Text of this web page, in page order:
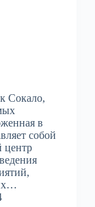
Сокало,
в
собой
центр